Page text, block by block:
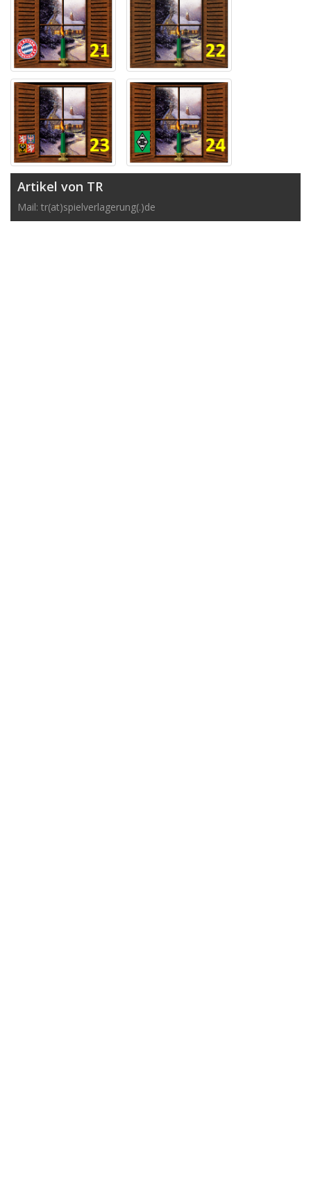
Artikel von TR
Mail: tr(at)spielverlagerung(.)de